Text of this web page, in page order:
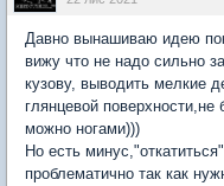
Давно вынашиваю идею
вижу что не надо сильно
кузову, выводить мелкие
глянцевой поверхности,не
можно ногами)))
Но есть
проблематично так как